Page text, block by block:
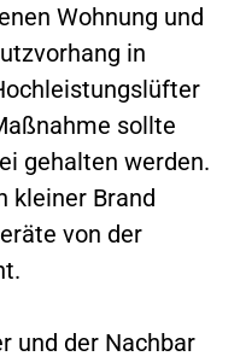
Wohnung und
in
sollte
gehalten werden.
kleiner Brand
von der
und der Nachbar